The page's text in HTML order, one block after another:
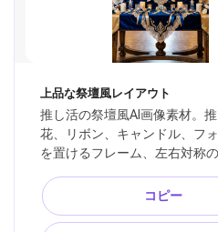
上品な祭壇風レイアウト
推し活の祭壇風AI画像素材。推
花、リボン、キャンドル、フ
を置けるフレーム、左右対称
空間、写真風、高級感、公式画
文字なし。
コピー